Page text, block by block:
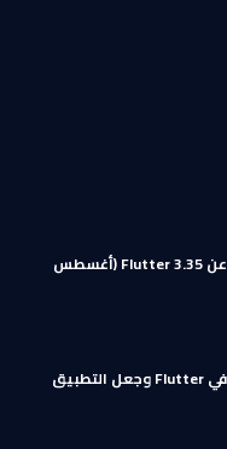
كل ما تريد معرفته عن Flutter 3.35 (أغسطس
شرح الـ Event Loop في Flutter وجعل التطبيق